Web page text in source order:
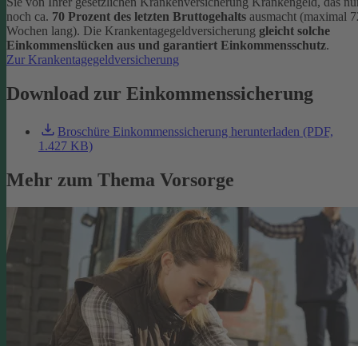
noch ca. 70 Prozent des letzten Bruttogehalts ausmacht (maximal
Wochen lang). Die Krankentagegeldversicherung gleicht solche
Einkommenslücken aus und garantiert Einkommensschutz.
Zur Krankentagegeldversicherung
Download zur Einkommenssicherung
Broschüre Einkommenssicherung herunterladen (PDF,
1.427 KB)
Mehr zum Thema Vorsorge